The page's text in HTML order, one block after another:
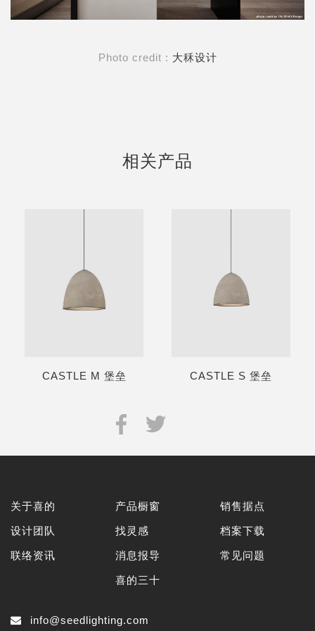
Photo credit : 大秝设计
相关产品
CASTLE M 堡垒 CASTLE S 堡垒
关于喜的
设计团队
联络资讯
产品橱窗
找灵感
消息报导
喜的三十
销售据点
档案下载
常见问题
info@seedlighting.com